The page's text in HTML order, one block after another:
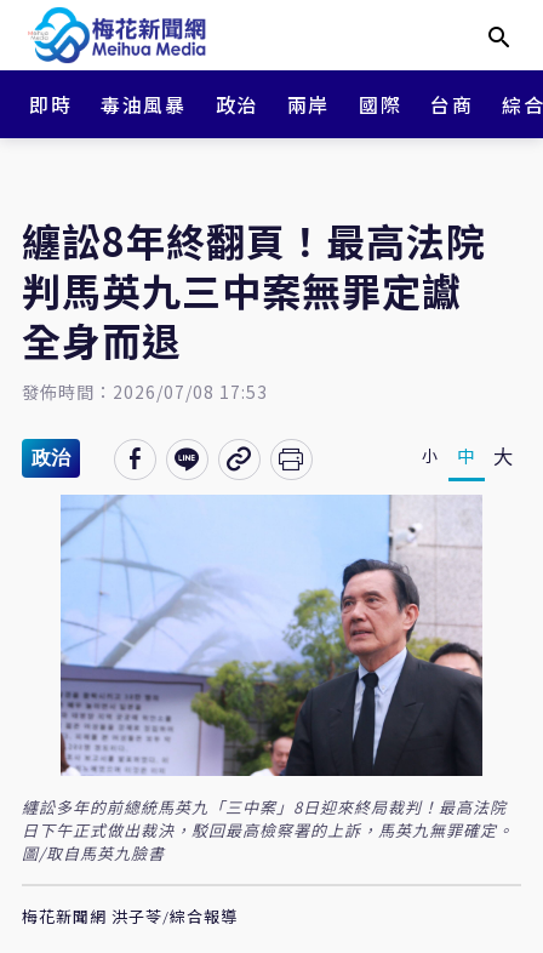
即時 毒油風暴 政治 兩岸 國際 台商 綜
纏訟8年終翻頁！最高法院
判馬英九三中案無罪定讞
全身而退
發佈時間：2026/07/08 17:53
政治 小 中 大
纏訟多年的前總統馬英九「三中案」8日迎來終局裁判！最高法院
日下午正式做出裁決，駁回最高檢察署的上訴，馬英九無罪確定。
圖/取自馬英九臉書
梅花新聞網 洪子苓/綜合報導